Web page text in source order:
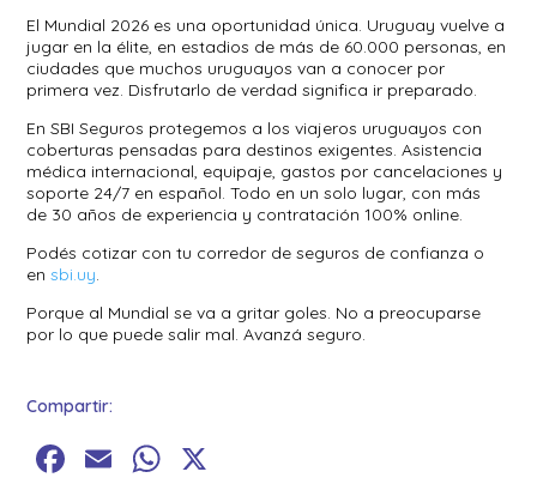
El Mundial 2026 es una oportunidad única. Uruguay vuelve a
jugar en la élite, en estadios de más de 60.000 personas, en
ciudades que muchos uruguayos van a conocer por
primera vez. Disfrutarlo de verdad significa ir preparado.
En SBI Seguros protegemos a los viajeros uruguayos con
coberturas pensadas para destinos exigentes. Asistencia
médica internacional, equipaje, gastos por cancelaciones y
soporte 24/7 en español. Todo en un solo lugar, con más
de 30 años de experiencia y contratación 100% online.
Podés cotizar con tu corredor de seguros de confianza o
ensbi.uy
Porque al Mundial se va a gritar goles. No a preocuparse
por lo que puede salir mal. Avanzá seguro.
Compartir:
Facebook
EmailWhatsApp